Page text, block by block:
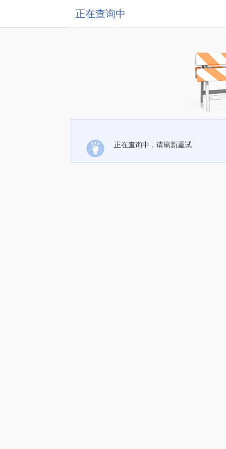
正在查询中
正在查询中，请刷新重试